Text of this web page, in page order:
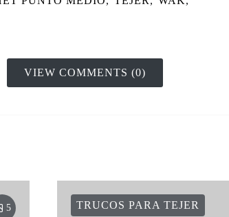
VIEW COMMENTS (0)
5 TRUCOS PARA TEJER